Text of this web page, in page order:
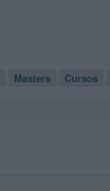
Masters Cursos